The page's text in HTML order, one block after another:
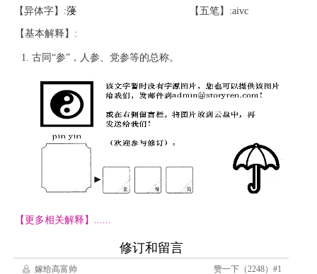
【异体字】:蓡 【五笔】:aivc
【基本解释】:
古同“参”，人参、党参等的总称。
【更多相关解释】......